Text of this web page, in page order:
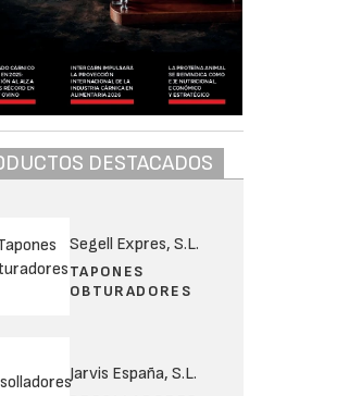
DESTACADOS
Segell Expres, S.L.
TAPONES
OBTURADORES
Jarvis España, S.L.